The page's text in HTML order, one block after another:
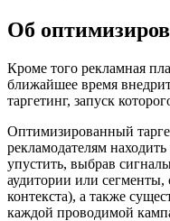
Об
Кроме того рекламная
ближайшее время
таргетинг, запуск
Оптимизированный
рекламодателям
упустить, выбрав
аудитории или
контекста), а также
каждой проводимой